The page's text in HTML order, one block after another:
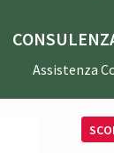
Assistenza